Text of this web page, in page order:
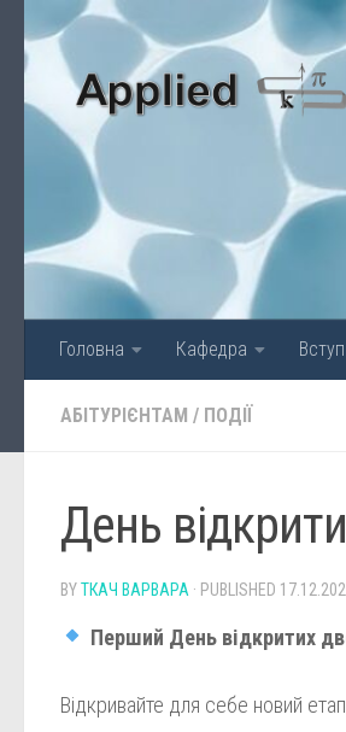
Skip to content
Головна Кафедра Вступ
АБІТУРІЄНТАМ / ПОДІЇ
День
BYТКАЧ ВАРВАРА · PUBLISHED
Перший День відкритих
Відкривайте для себе новий